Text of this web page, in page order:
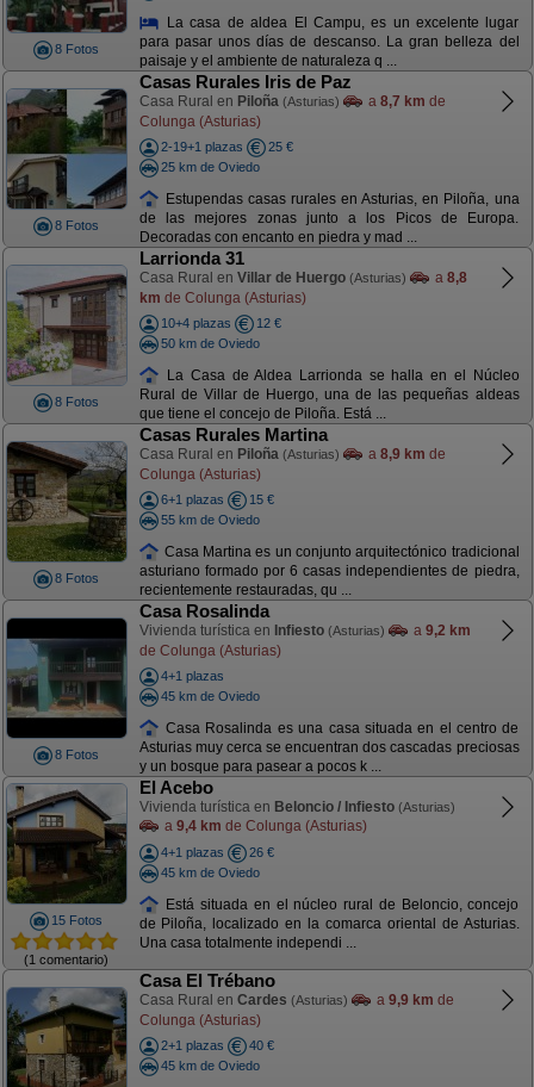
8 Fotos
La casa de aldea El Campu, es un excelente lugar
para pasar unos días de descanso. La gran belleza del
paisaje y el ambiente de naturaleza q ...
8 Fotos
Casas Rurales Iris de Paz
Casa Rural en Piloña (Asturias) a 8,7 km de
Colunga (Asturias)
2-19+1 plazas
25 €
25 km de Oviedo
Estupendas casas rurales en Asturias, en Piloña, una
de las mejores zonas junto a los Picos de Europa.
Decoradas con encanto en piedra y mad ...
8 Fotos
Larrionda 31
Casa Rural en Villar de Huergo (Asturias) a 8,8
km de Colunga (Asturias)
10+4 plazas
12 €
50 km de Oviedo
La Casa de Aldea Larrionda se halla en el Núcleo
Rural de Villar de Huergo, una de las pequeñas aldeas
que tiene el concejo de Piloña. Está ...
8 Fotos
Casas Rurales Martina
Casa Rural en Piloña (Asturias) a 8,9 km de
Colunga (Asturias)
6+1 plazas
15 €
55 km de Oviedo
Casa Martina es un conjunto arquitectónico tradicional
asturiano formado por 6 casas independientes de piedra,
recientemente restauradas, qu ...
8 Fotos
Casa Rosalinda
Vivienda turística en Infiesto (Asturias) a 9,2 km
de Colunga (Asturias)
4+1 plazas
45 km de Oviedo
Casa Rosalinda es una casa situada en el centro de
Asturias muy cerca se encuentran dos cascadas preciosas
y un bosque para pasear a pocos k ...
15 Fotos
(1 comentario)
El Acebo
Vivienda turística en Beloncio / Infiesto (Asturias)
a 9,4 km de Colunga (Asturias)
4+1 plazas
26 €
45 km de Oviedo
Está situada en el núcleo rural de Beloncio, concejo
de Piloña, localizado en la comarca oriental de Asturias.
Una casa totalmente independi ...
Casa El Trébano
Casa Rural en Cardes (Asturias) a 9,9 km de
Colunga (Asturias)
2+1 plazas
40 €
45 km de Oviedo